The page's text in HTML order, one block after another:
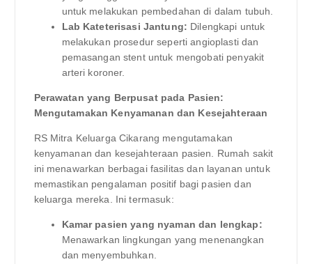
untuk melakukan pembedahan di dalam tubuh.
Lab Kateterisasi Jantung: Dilengkapi untuk
melakukan prosedur seperti angioplasti dan
pemasangan stent untuk mengobati penyakit
arteri koroner.
Perawatan yang Berpusat pada Pasien:
Mengutamakan Kenyamanan dan Kesejahteraan
RS Mitra Keluarga Cikarang mengutamakan
kenyamanan dan kesejahteraan pasien. Rumah sakit
ini menawarkan berbagai fasilitas dan layanan untuk
memastikan pengalaman positif bagi pasien dan
keluarga mereka. Ini termasuk:
Kamar pasien yang nyaman dan lengkap:
Menawarkan lingkungan yang menenangkan
dan menyembuhkan.